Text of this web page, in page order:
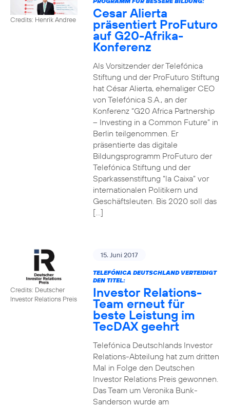
Credits: Henrik Andree Cesar Alierta
präsentiert ProFuturo
auf G20-Afrika-
Konferenz
Als Vorsitzender der Telefónica
Stiftung und der ProFuturo Stiftung
hat César Alierta, ehemaliger CEO
von Telefónica S.A., an der
Konferenz “G20 Africa Partnership
– Investing in a Common Future” in
Berlin teilgenommen. Er
präsentierte das digitale
Bildungsprogramm ProFuturo der
Telefónica Stiftung und der
Sparkassenstiftung “la Caixa” vor
internationalen Politikern und
Geschäftsleuten. Bis 2020 soll das
[…]
Credits: Deutscher
Investor Relations Preis
15. Juni 2017
TELEFÓNICA DEUTSCHLAND VERTEIDIGT
DEN TITEL:
Investor Relations-
Team erneut für
beste Leistung im
TecDAX geehrt
Telefónica Deutschlands Investor
Relations-Abteilung hat zum dritten
Mal in Folge den Deutschen
Investor Relations Preis gewonnen.
Das Team um Veronika Bunk-
Sanderson wurde am